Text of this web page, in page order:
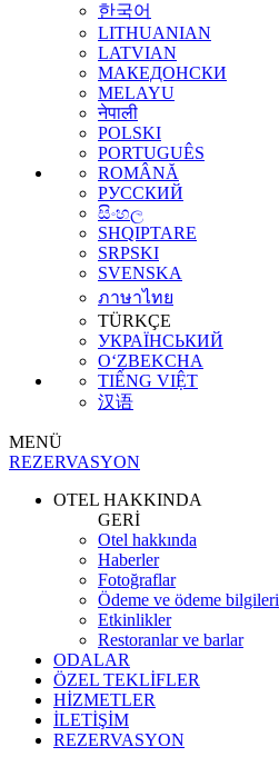
한국어
LITHUANIAN
LATVIAN
МАКЕДОНСКИ
MELAYU
नेपाली
POLSKI
PORTUGUÊS
ROMÂNĂ
РУССКИЙ
සිංහල
SHQIPTARE
SRPSKI
SVENSKA
ภาษาไทย
TÜRKÇE
УКРАЇНСЬКИЙ
O‘ZBEKCHA
TIẾNG VIỆT
汉语
MENÜ
REZERVASYON
OTEL HAKKINDA
GERİ
Otel hakkında
Haberler
Fotoğraflar
Ödeme ve ödeme bilgileri
Etkinlikler
Restoranlar ve barlar
ODALAR
ÖZEL TEKLİFLER
HİZMETLER
İLETİŞİM
REZERVASYON